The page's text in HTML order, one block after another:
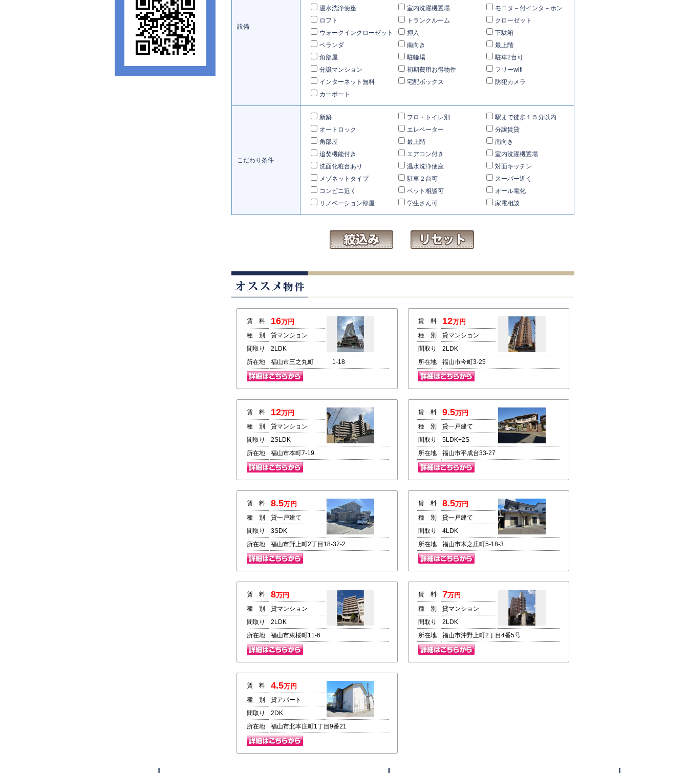
設備
温水洗浄便座
室内洗濯機置場
モニタ－付インタ－ホン
ロフト
トランクルーム
クローゼット
ウォークインクローゼット
押入
下駄箱
ベランダ
南向き
最上階
角部屋
駐輪場
駐車2台可
分譲マンション
初期費用お得物件
フリーwifi
インターネット無料
宅配ボックス
防犯カメラ
カーポート
こだわり条件
新築 フロ・トイレ別
駅まで徒歩１５分以内
オートロック
エレベーター
分譲賃貸
角部屋
最上階
南向き
追焚機能付き
エアコン付き
室内洗濯機置場
洗面化粧台あり
温水洗浄便座
対面キッチン
メゾネットタイプ
駐車２台可
スーパー近く
コンビニ近く
ペット相談可
オール電化
リノベーション部屋
学生さん可 家電相談
賃 料 16万円
種 別
貸マンション
間取り
2LDK
所在地
福山市三之丸町 1-18
賃 料 12万円
種 別
貸マンション
間取り
2LDK
所在地
福山市今町3-25
賃 料 12万円
種 別
貸マンション
間取り
2SLDK
所在地
福山市本町7-19
賃 料 9.5万円
種 別
貸一戸建て
間取り
5LDK+2S
所在地
福山市平成台33-27
賃 料 8.5万円
種 別
貸一戸建て
間取り
3SDK
所在地
福山市野上町2丁目18-37-2
賃 料 8.5万円
種 別
貸一戸建て
間取り
4LDK
所在地
福山市木之庄町5-18-3
賃 料 8万円
種 別
貸マンション
間取り
2LDK
所在地
福山市東桜町11-6
賃 料 7万円
種 別
貸マンション
間取り
2LDK
所在地
福山市沖野上町2丁目4番5号
賃 料 4.5万円
種 別
貸アパート
間取り
2DK
所在地
福山市北本庄町1丁目9番21